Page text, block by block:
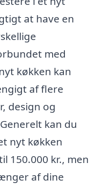
at have en
med
køkken kan
af flere
design og
kan du
nyt køkken
150.000 kr., men
af dine